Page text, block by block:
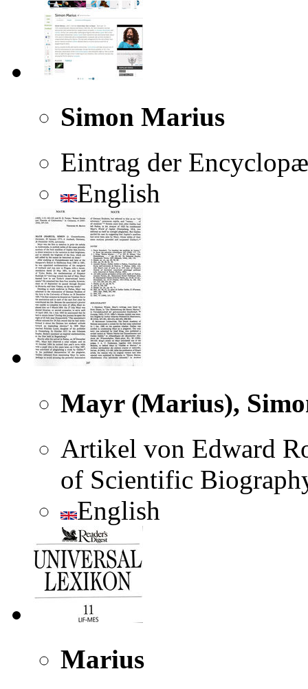
Simon Marius
Eintrag der
English
Mayr (Marius),
Artikel von Edward
of Scientific
English
Marius